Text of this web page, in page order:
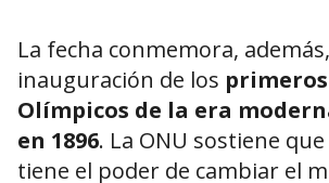
La fecha conmemora,
inauguración de los primeros
Olímpicos de la era
en 1896. La ONU sostiene
tiene el poder de cambiar el